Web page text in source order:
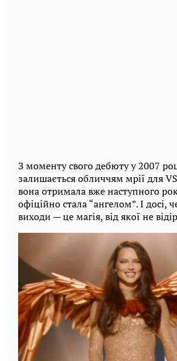
З моменту свого дебюту у 2007
залишається обличчям мрії для
вона отримала вже наступного
офіційно стала “ангелом”. І досі,
виходи — це магія, від якої не